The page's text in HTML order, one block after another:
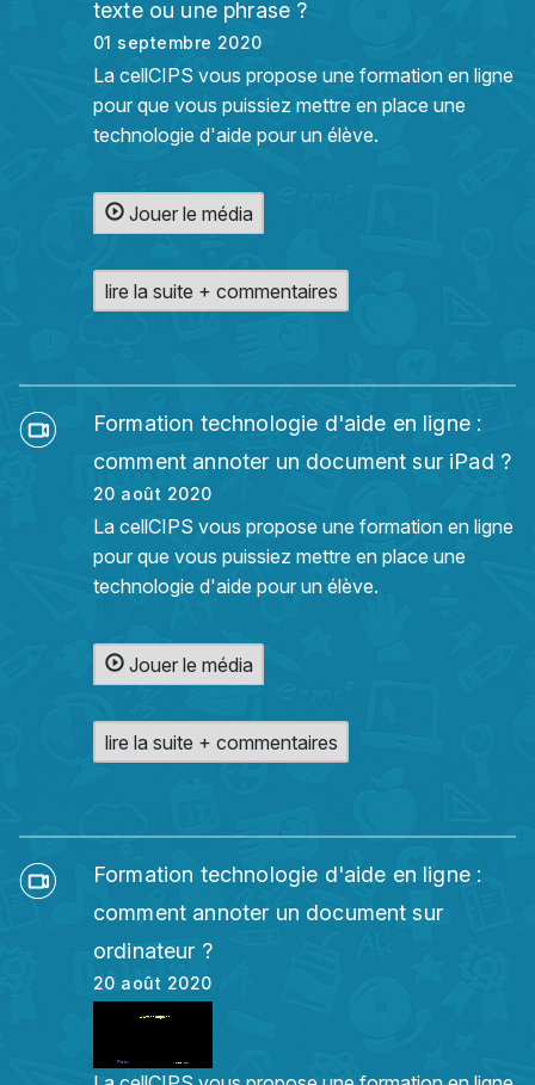
texte ou une phrase ?
01 septembre 2020
La cellCIPS vous propose une formation en ligne
pour que vous puissiez mettre en place une
technologie d'aide pour un élève.
Jouer le média
lire la suite + commentaires
Formation technologie d'aide en ligne :
comment annoter un document sur iPad ?
20 août 2020
La cellCIPS vous propose une formation en ligne
pour que vous puissiez mettre en place une
technologie d'aide pour un élève.
Jouer le média
lire la suite + commentaires
Formation technologie d'aide en ligne :
comment annoter un document sur
ordinateur ?
20 août 2020